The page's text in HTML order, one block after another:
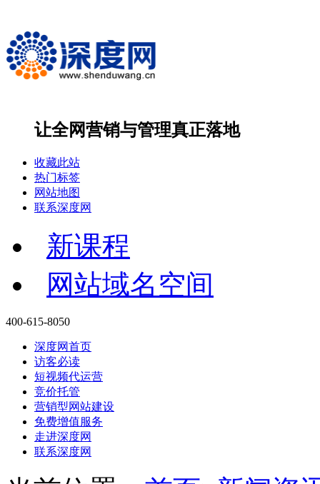
让全网营销与管理真正落地
收藏此站
热门标签
网站地图
联系深度网
新课程
网站域名空间
400-615-8050
深度网首页
访客必读
短视频代运营
竞价托管
营销型网站建设
免费增值服务
走进深度网
联系深度网